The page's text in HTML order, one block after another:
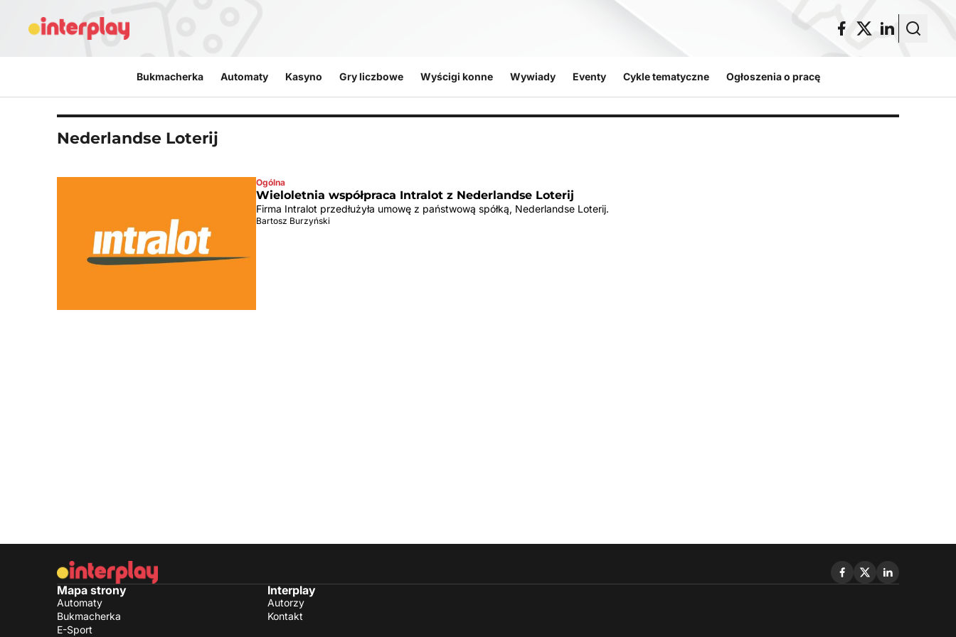
Bukmacherka Automaty Kasyno Gry liczbowe Wyścigi konne Wywiady Eventy Cykle tematyczne Ogłoszenia o pracę
Nederlandse Loterij
Ogólna
Wieloletnia współpraca Intralot z Nederlandse Loterij
Firma Intralot przedłużyła umowę z państwową spółką, Nederlandse Loterij.
Bartosz Burzyński
Mapa strony
Automaty
Bukmacherka
E-Sport
Interplay
Autorzy
Kontakt